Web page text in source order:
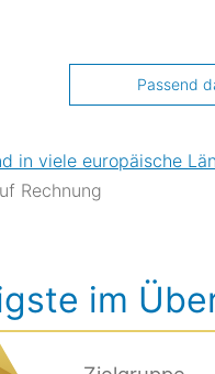
Passend
in viele europäische
Rechnung
im